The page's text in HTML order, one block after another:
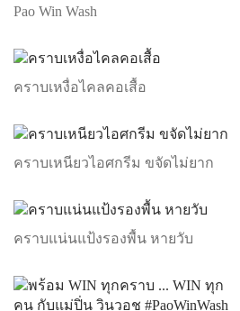
Pao Win Wash
คราบเหงื่อไคลคอเสื้อ
คราบเหนียวไอศกรีม ขจัดไม่ยาก
คราบแน่นแป้งรองพื้น หายวับ